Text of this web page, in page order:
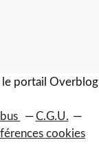
le portail Overblog
C.G.U.
cookies